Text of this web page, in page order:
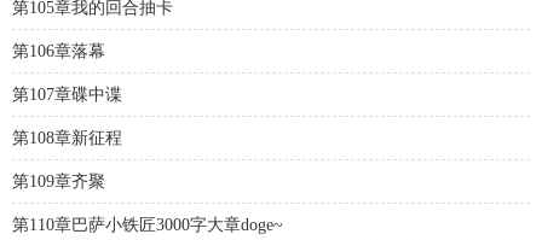
第105章我的回合抽卡
第106章落幕
第107章碟中谍
第108章新征程
第109章齐聚
第110章巴萨小铁匠3000字大章doge~